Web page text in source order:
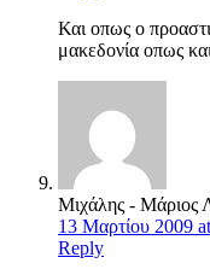
Και οπως ο
μακεδονία οπως
Μιχάλης - Μάριος
13 Μαρτίου 2009
Reply